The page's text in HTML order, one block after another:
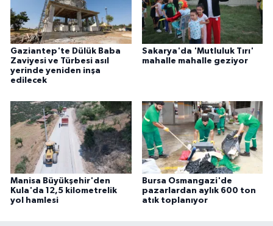
Gaziantep'te Dülük Baba
Zaviyesi ve Türbesi asıl
yerinde yeniden inşa
edilecek
Sakarya'da 'Mutluluk Tırı'
mahalle mahalle geziyor
Manisa Büyükşehir'den
Kula'da 12,5 kilometrelik
yol hamlesi
Bursa Osmangazi'de
pazarlardan aylık 600 ton
atık toplanıyor